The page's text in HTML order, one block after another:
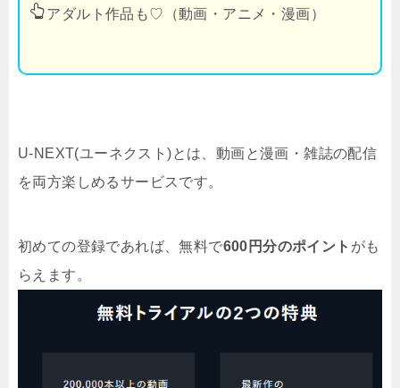
アダルト作品も♡（動画・アニメ・漫画）
U-NEXT(ユーネクスト)とは、動画と漫画・雑誌の配信
を両方楽しめるサービスです。
初めての登録であれば、無料で600円分のポイント がも
らえます。